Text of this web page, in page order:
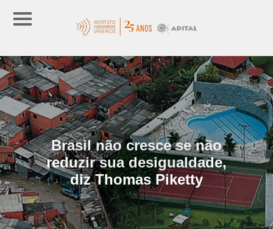
Brasil não cresce se não
reduzir sua desigualdade,
diz Thomas Piketty